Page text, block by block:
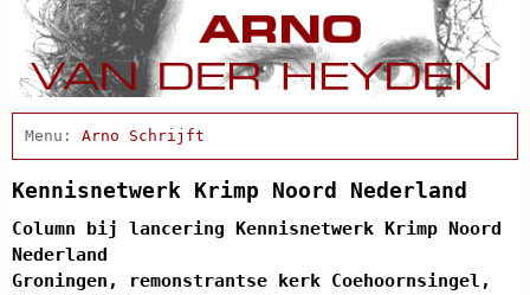
Home
Afscheidsbijeenkomst
Condoleance
Arno Schrijft
Cabaret
Clips
Discografie
Kennisnetwerk Krimp Noord Nederland
Column bij lancering Kennisnetwerk Krimp Noord
Nederland
Groningen, remonstrantse kerk Coehoornsingel,